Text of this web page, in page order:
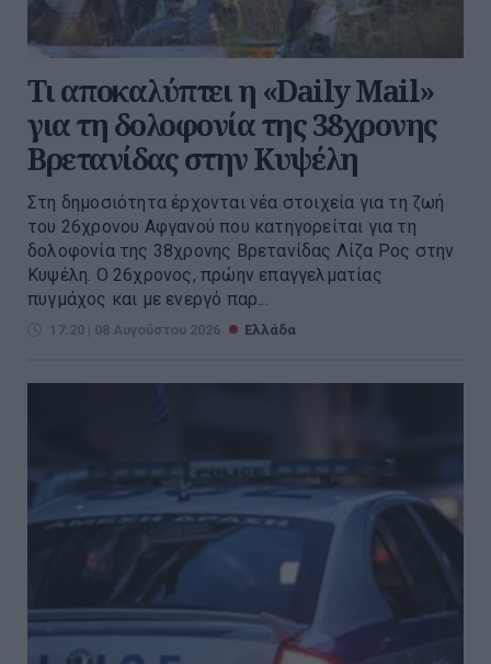
Τι αποκαλύπτει η «Daily Mail»
για τη δολοφονία της 38χρονης
Βρετανίδας στην Κυψέλη
Στη δημοσιότητα έρχονται νέα στοιχεία για τη ζωή
του 26χρονου Αφγανού που κατηγορείται για τη
δολοφονία της 38χρονης Βρετανίδας Λίζα Ρος στην
Κυψέλη. Ο 26χρονος, πρώην επαγγελματίας
πυγμάχος και με ενεργό παρ...
17:20 | 08 Αυγούστου 2026 Ελλάδα